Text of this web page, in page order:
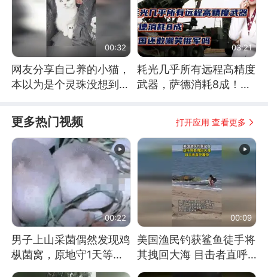
00:32
网友分享自己养的小猫，
本以为是个灵珠没想到是
03:21
耗光几乎所有远程高精度
武器，萨德消耗8成！美
更多热门视频 打开应用 查看更多
00:22
男子上山采菌偶然发现鸡
枞菌窝，原地守1天等它
长大：挖了140多朵
00:09
美国渔民钓获鲨鱼徒手将
其拽回大海 目击者直呼
震惊 （视频来源：参考